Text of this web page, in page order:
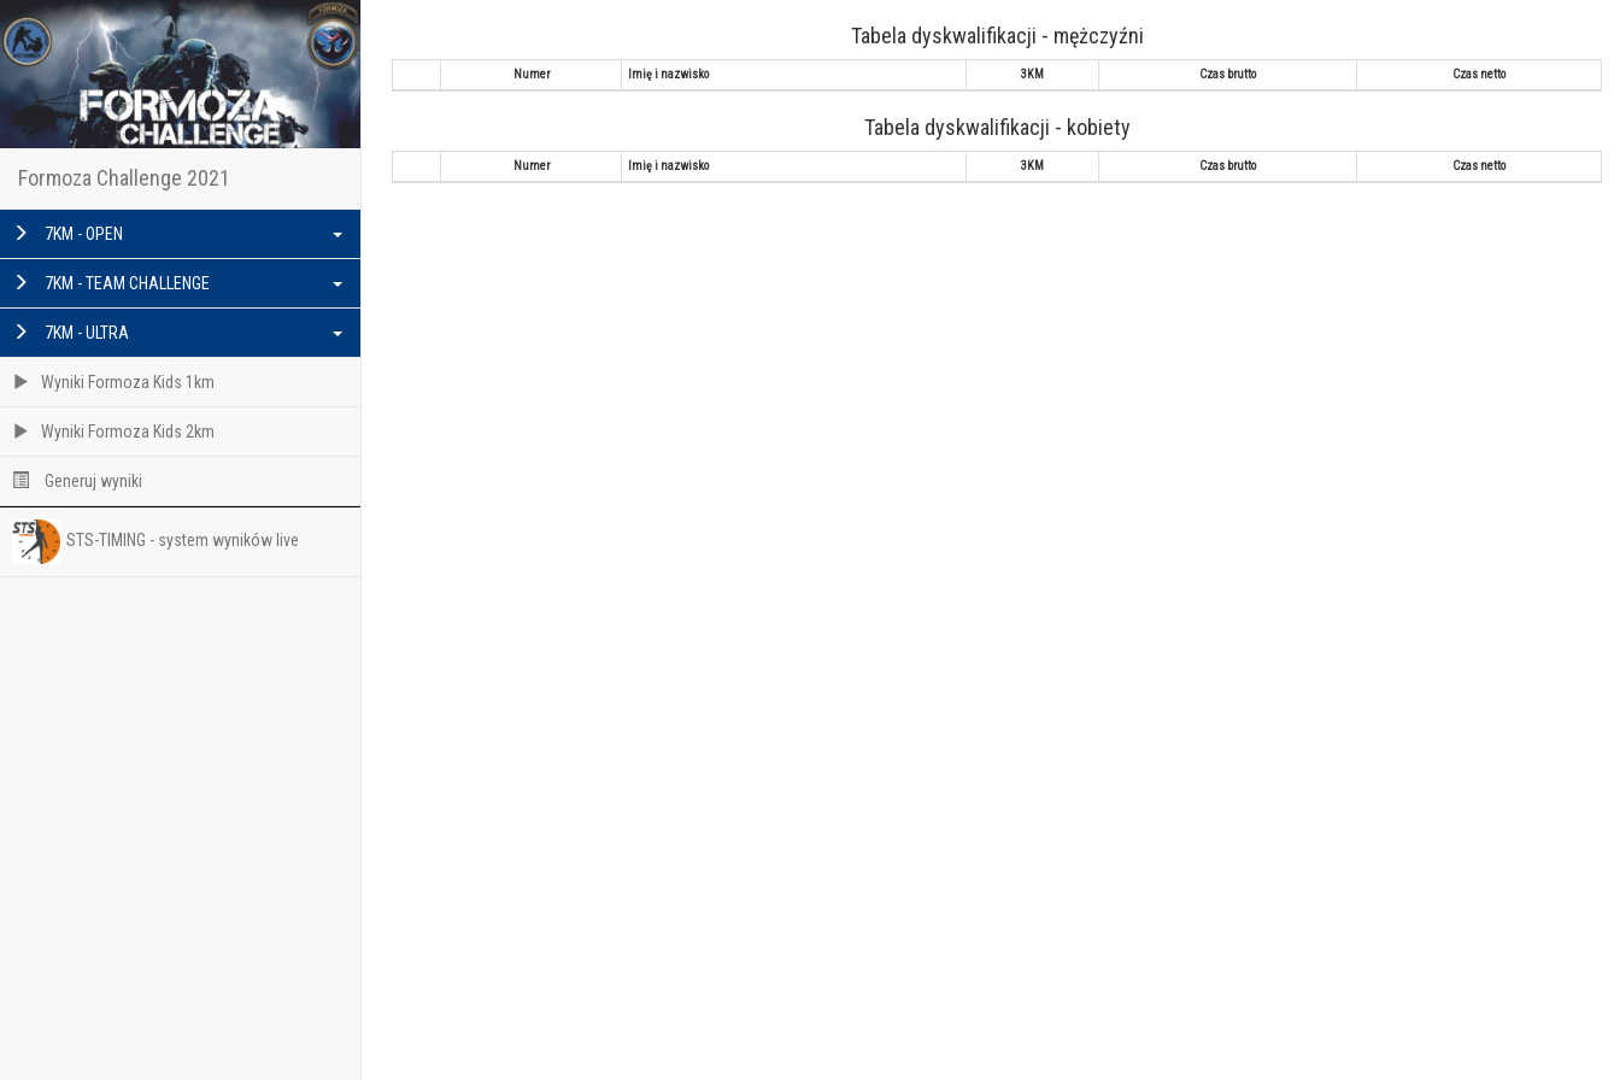
Formoza Challenge 2021
7KM - OPEN
7KM - TEAM CHALLENGE
7KM - ULTRA
Wyniki Formoza Kids 1km
Wyniki Formoza Kids 2km
Generuj wyniki
STS-TIMING - system wyników live
Tabela dyskwalifikacji - mężczyźni
Numer Imię i nazwisko 3KM Czas brutto Czas netto
Tabela dyskwalifikacji - kobiety
Numer Imię i nazwisko 3KM Czas brutto Czas netto